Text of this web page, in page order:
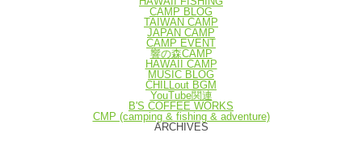
CAMP BLOG
TAIWAN CAMP
JAPAN CAMP
CAMP EVENT
響の森CAMP
HAWAII CAMP
MUSIC BLOG
CHILLout BGM
YouTube関連
B'S COFFEE WORKS
CMP (camping & fishing & adventure)
ARCHIVES